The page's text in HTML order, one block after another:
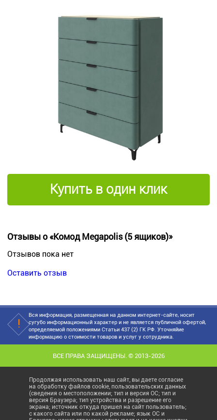
Купить в один клик
Отзывы о «Комод Megapolis (5 ящиков)»
Отзывов пока нет
Оставить отзыв
Вся информация, размещенная на данном интернет-сайте, носит
сугубо информационный характер и не является публичной офертой,
определяемой положениями Статьи 437 (2) ГК РФ. Уточняйие
информацию о стоимости товаров и услуг у сотрудника.
ВСЕ ПРАВА ЗАЩИЩЕНЫ. © 2013-2026
Продолжая использовать наш сайт, вы даете согласие
на обработку файлов cookie, пользовательских данных
(сведения о местоположении; тип и версия ОС; тип и
версия Браузера; тип устройства и разрешение его
экрана; источник откуда пришел на сайт пользователь;
с какого сайта или по какой рекламе; язык ОС и